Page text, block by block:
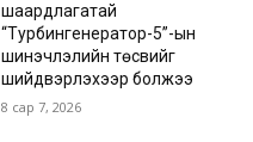
шаардлагатай
“Турбингенератор-5”-ын
шинэчлэлийн төсвийг
шийдвэрлэхээр болжээ
8 сар 7, 2026